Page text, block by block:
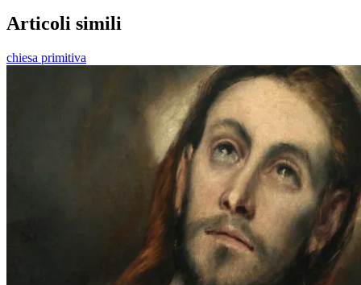
Articoli simili
chiesa primitiva